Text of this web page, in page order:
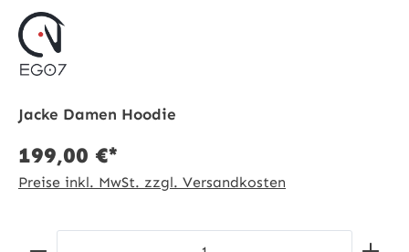
Jacke Damen Hoodie
199,00 €*
Preise inkl. MwSt. zzgl. Versandkosten
Produkt Anzahl: Gib den gewünschten Wert ein